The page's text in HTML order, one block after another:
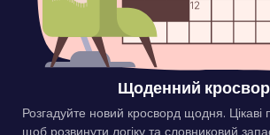
Щоденний
Розгадуйте новий кросворд щодня. Цікаві